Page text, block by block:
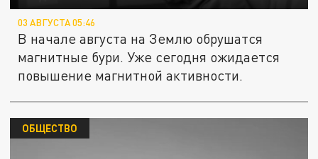
03 АВГУСТА 05:46
В начале августа на Землю обрушатся
магнитные бури. Уже сегодня ожидается
повышение магнитной активности.
ОБЩЕСТВО